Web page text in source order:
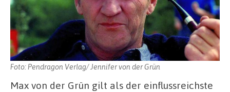
Foto: Pendragon Verlag/ Jennifer von der Grün
Max von der Grün gilt als der einflussreichste